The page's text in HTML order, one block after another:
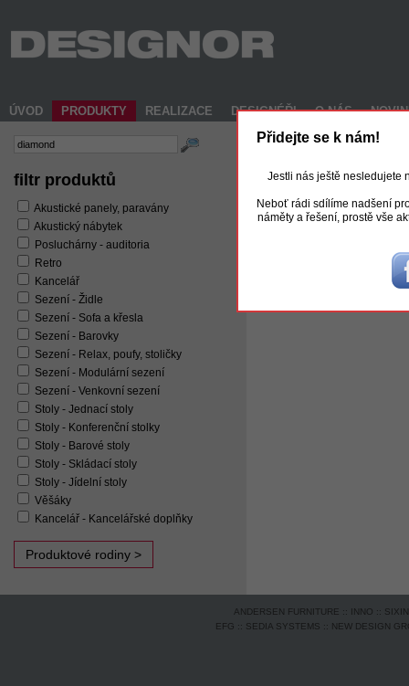
ÚVOD PRODUKTY REALIZACE DESIGNÉŘI O NÁS
filtr produktů
Akustické panely, paravány
Akustický nábytek
Posluchárny - auditoria
Retro
Kancelář
Sezení - Židle
Sezení - Sofa a křesla
Sezení - Barovky
Sezení - Relax, poufy, stoličky
Sezení - Modulární sezení
Sezení - Venkovní sezení
Stoly - Jednací stoly
Stoly - Konferenční stolky
Stoly - Barové stoly
Stoly - Skládací stoly
Stoly - Jídelní stoly
Věšáky
Kancelář - Kancelářské doplňky
Produktové rodiny >
ANDERSEN FURNITURE :: INNO ::
EFG :: SEDIA SYSTEMS :: NEW DESIGN
Přidejte se k nám!
Jestli nás ještě nesledujete
Neboť rádi sdílíme nadšení
náměty a řešení, prostě vše